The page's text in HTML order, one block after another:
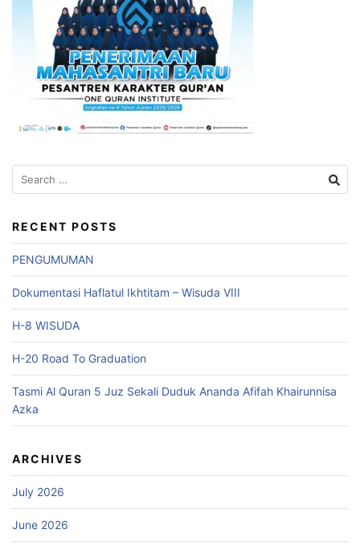
Search
for:
RECENT POSTS
PENGUMUMAN
Dokumentasi Haflatul Ikhtitam – Wisuda VIII
H-8 WISUDA
H-20 Road To Graduation
Tasmi Al Quran 5 Juz Sekali Duduk Ananda Afifah Khairunnisa
Azka
ARCHIVES
July 2026
June 2026